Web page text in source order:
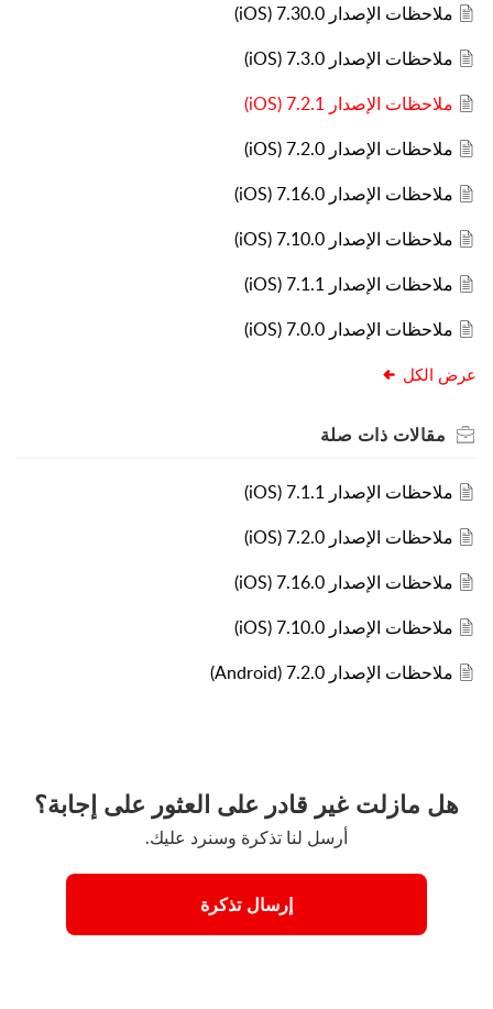
ملاحظات الإصدار 7.30.0 (iOS)
ملاحظات الإصدار 7.3.0 (iOS)
ملاحظات الإصدار 7.2.1 (iOS)
ملاحظات الإصدار 7.2.0 (iOS)
ملاحظات الإصدار 7.16.0 (iOS)
ملاحظات الإصدار 7.10.0 (iOS)
ملاحظات الإصدار 7.1.1 (iOS)
ملاحظات الإصدار 7.0.0 (iOS)
عرض الكل
مقالات ذات صلة
ملاحظات الإصدار 7.1.1 (iOS)
ملاحظات الإصدار 7.2.0 (iOS)
ملاحظات الإصدار 7.16.0 (iOS)
ملاحظات الإصدار 7.10.0 (iOS)
ملاحظات الإصدار 7.2.0 (Android)
هل مازلت غير قادر على العثور على إجابة؟
أرسل لنا تذكرة وسنرد عليك.
إرسال تذكرة